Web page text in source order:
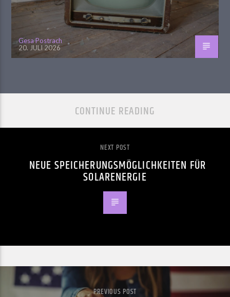
Gesa Postrach
20. JULI 2026
CONTINUE READING
NEXT POST
NEUE SPEICHERUNGSMÖGLICHKEITEN FÜR
SOLARENERGIE
PREVIOUS POST